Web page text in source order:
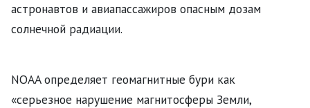
астронавтов и авиапассажиров опасным дозам
солнечной радиации.
NOAA определяет геомагнитные бури как
«серьезное нарушение магнитосферы Земли,